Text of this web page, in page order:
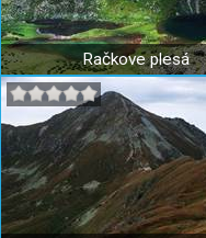
Račkove plesá